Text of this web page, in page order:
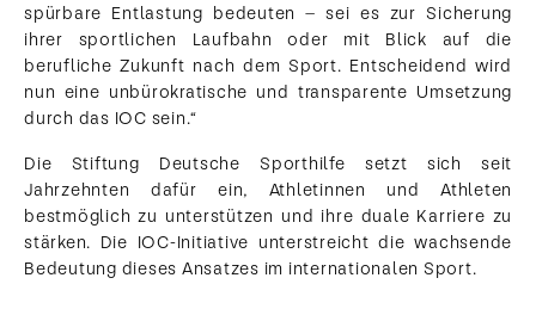
spürbare Entlastung bedeuten – sei es zur Sicherung
ihrer sportlichen Laufbahn oder mit Blick auf die
berufliche Zukunft nach dem Sport. Entscheidend wird
nun eine unbürokratische und transparente Umsetzung
durch das IOC sein.“
Die Stiftung Deutsche Sporthilfe setzt sich seit
Jahrzehnten dafür ein, Athletinnen und Athleten
bestmöglich zu unterstützen und ihre duale Karriere zu
stärken. Die IOC-Initiative unterstreicht die wachsende
Bedeutung dieses Ansatzes im internationalen Sport.